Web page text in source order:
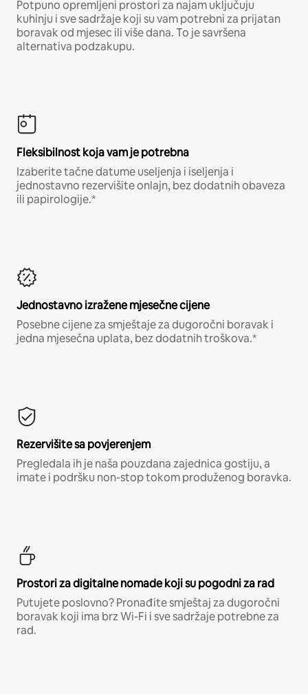
Potpuno opremljeni prostori za najam uključuju
kuhinju i sve sadržaje koji su vam potrebni za prijatan
boravak od mjesec ili više dana. To je savršena
alternativa podzakupu.
Fleksibilnost koja vam je potrebna
Izaberite tačne datume useljenja i iseljenja i
jednostavno rezervišite onlajn, bez dodatnih obaveza
ili papirologije.*
Jednostavno izražene mjesečne cijene
Posebne cijene za smještaje za dugoročni boravak i
jedna mjesečna uplata, bez dodatnih troškova.*
Rezervišite sa povjerenjem
Pregledala ih je naša pouzdana zajednica gostiju, a
imate i podršku non-stop tokom produženog boravka.
Prostori za digitalne nomade koji su pogodni za rad
Putujete poslovno? Pronađite smještaj za dugoročni
boravak koji ima brz Wi-Fi i sve sadržaje potrebne za
rad.